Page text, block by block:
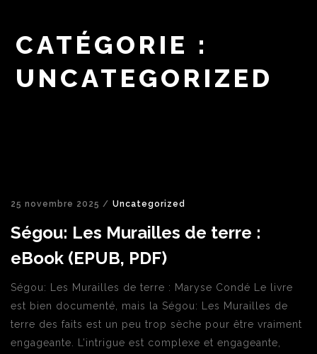
CATÉGORIE :
UNCATEGORIZED
25 novembre 2025 / Uncategorized
Ségou: Les Murailles de terre :
eBook (EPUB, PDF)
Ségou: Les Murailles de terre : Maryse Condé Le livre
est bien documenté, mais la Ségou: Les Murailles de
terre des faits est un peu trop sèche pour être vraiment
engageante. L’intrigue est complexe et engageante,